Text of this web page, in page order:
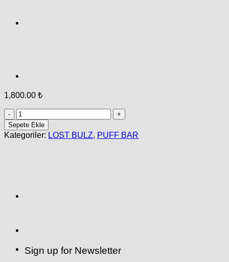
Sign up for Newsletter
1,800.00 ₺
Grape
Ice
/
Triple
Sepete Ekle
Kategoriler: LOST BULZ, PUFF BAR